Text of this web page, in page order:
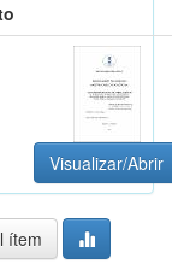
Visualizar/Abrir
ítem